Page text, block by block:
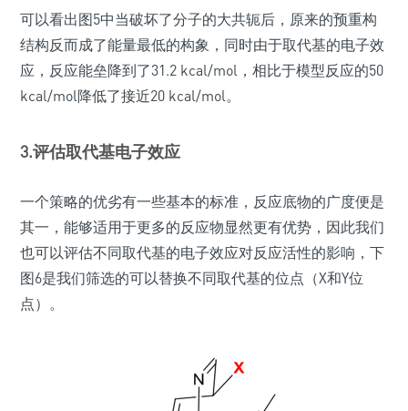
可以看出图5中当破坏了分子的大共轭后，原来的预重构
结构反而成了能量最低的构象，同时由于取代基的电子效
应，反应能垒降到了31.2 kcal/mol，相比于模型反应的50
kcal/mol降低了接近20 kcal/mol。
3.评估取代基电子效应
一个策略的优劣有一些基本的标准，反应底物的广度便是
其一，能够适用于更多的反应物显然更有优势，因此我们
也可以评估不同取代基的电子效应对反应活性的影响，下
图6是我们筛选的可以替换不同取代基的位点（X和Y位
点）。